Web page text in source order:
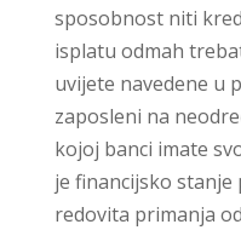
sposobnost niti
isplatu odmah
uvijete navedene u
zaposleni na
kojoj banci imate
je financijsko
redovita primanja